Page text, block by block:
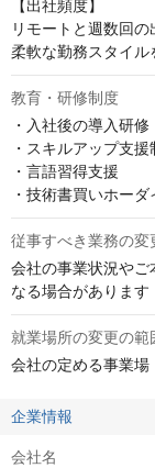
【出社頻度】
リモートと週数回の
柔軟な勤務スタイル
教育・研修制度
・入社後の導入研修
・スキルアップ支援
・言語習得支援
・技術書買いホーダ
従事すべき業務の変
会社の事業状況やご
なる場合があります
就業場所の変更の範
会社の定める事業場
企業情報
会社名